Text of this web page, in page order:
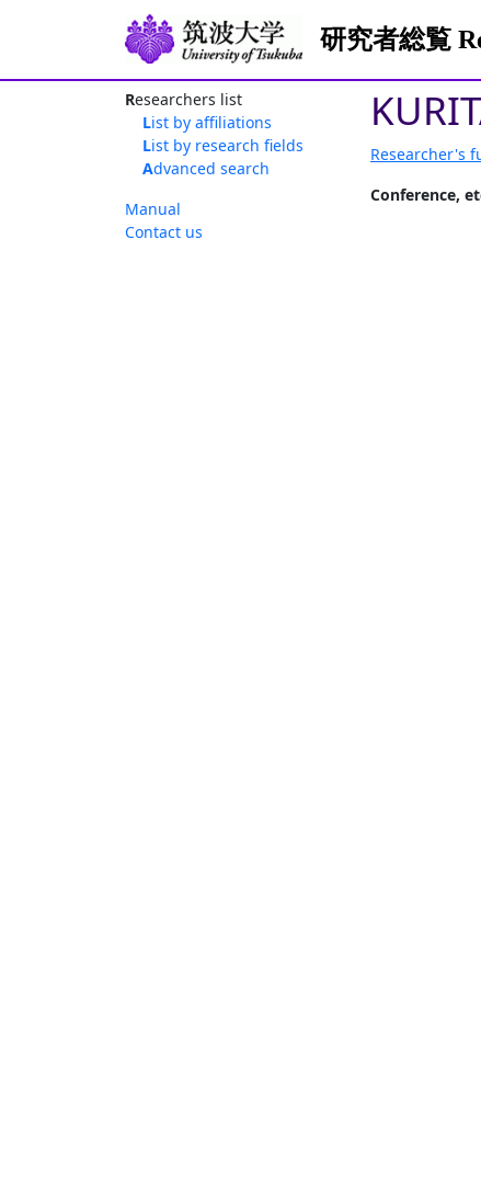
研究者総覧
Researchers list
List by affiliations
List by research fields
Advanced search
Manual
Contact us
Researcher's
Conference,